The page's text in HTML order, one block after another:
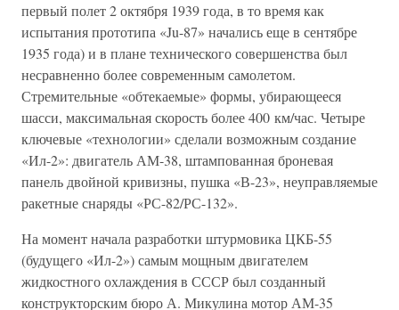
первый полет 2 октября 1939 года, в то время как
испытания прототипа «Ju-87» начались еще в сентябре
1935 года) и в плане технического совершенства был
несравненно более современным самолетом.
Стремительные «обтекаемые» формы, убирающееся
шасси, максимальная скорость более 400 км/час. Четыре
ключевые «технологии» сделали возможным создание
«Ил-2»: двигатель АМ-38, штампованная броневая
панель двойной кривизны, пушка «В-23», неуправляемые
ракетные снаряды «РС-82/РС-132».
На момент начала разработки штурмовика ЦКБ-55
(будущего «Ил-2») самым мощным двигателем
жидкостного охлаждения в СССР был созданный
конструкторским бюро А. Микулина мотор АМ-35